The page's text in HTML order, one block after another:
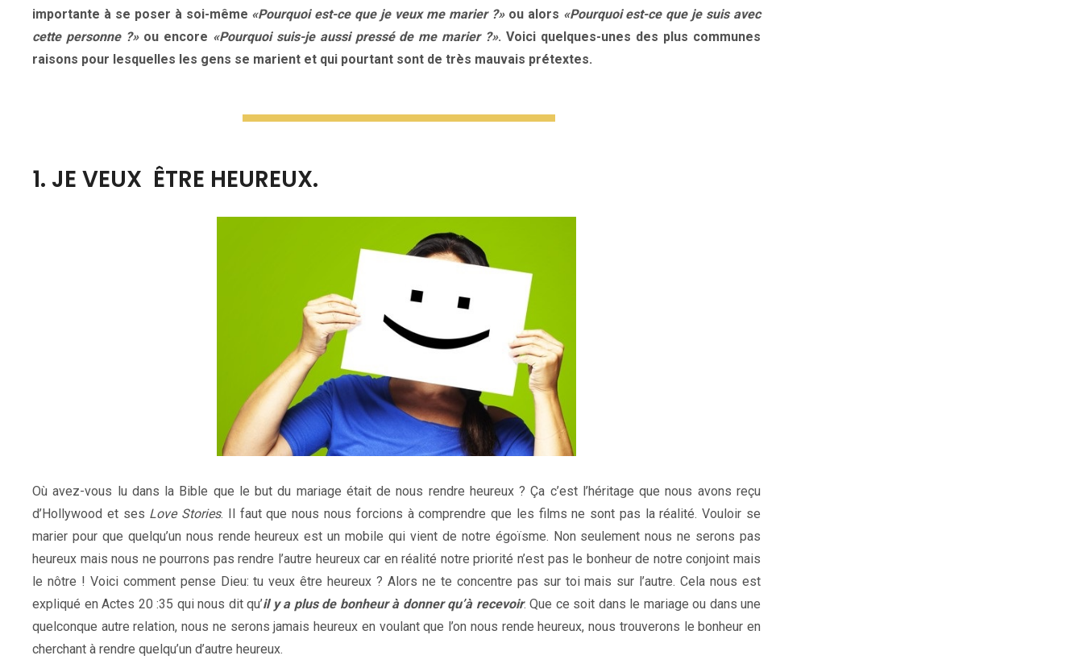
importante à se poser à soi-même «Pourquoi est-ce que je veux me marier ?»ou alors «Pourquoi est-ce que je suis avec
cette personne ?»ou encore «Pourquoi suis-je aussi pressé de me marier ?». Voici quelques-unes des plus communes
raisons pour lesquelles les gens se marient et qui pourtant sont de très mauvais prétextes.
1. JE VEUX ÊTRE HEUREUX.
Où avez-vous lu dans la Bible que le but du mariage était de nous rendre heureux ? Ça c’est l’héritage que nous avons reçu
d’Hollywood et ses Love Stories. Il faut que nous nous forcions à comprendre que les films ne sont pas la réalité. Vouloir se
marier pour que quelqu’un nous rende heureux est un mobile qui vient de notre égoïsme. Non seulement nous ne serons pas
heureux mais nous ne pourrons pas rendre l’autre heureux car en réalité notre priorité n’est pas le bonheur de notre conjoint mais
le nôtre ! Voici comment pense Dieu: tu veux être heureux ? Alors ne te concentre pas sur toi mais sur l’autre. Cela nous est
expliqué en Actes 20 :35 qui nous dit qu’il y a plus de bonheur à donner qu’à recevoir. Que ce soit dans le mariage ou dans une
quelconque autre relation, nous ne serons jamais heureux en voulant que l’on nous rende heureux, nous trouverons le bonheur en
cherchant à rendre quelqu’un d’autre heureux.